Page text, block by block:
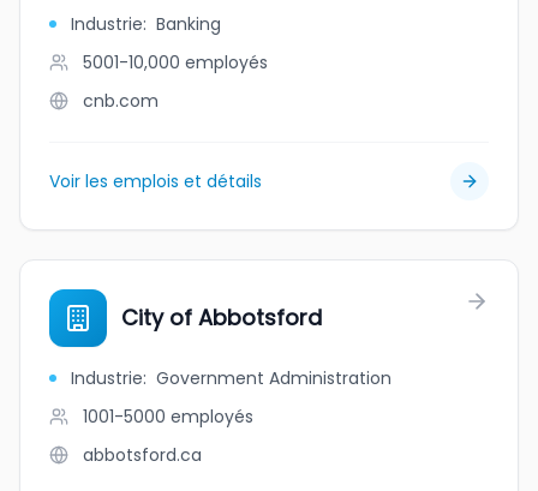
Industrie: Banking
5001-10,000 employés
cnb.com
Voir les emplois et détails
City of Abbotsford
Industrie: Government Administration
1001-5000 employés
abbotsford.ca